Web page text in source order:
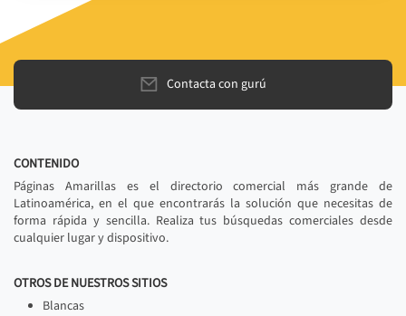
Contacta con gurú
CONTENIDO
Páginas Amarillas es el directorio comercial más grande de
Latinoamérica, en el que encontrarás la solución que necesitas de
forma rápida y sencilla. Realiza tus búsquedas comerciales desde
cualquier lugar y dispositivo.
OTROS DE NUESTROS SITIOS
Blancas